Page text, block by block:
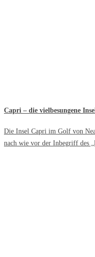
Capri – die vielbesungene
Die Insel Capri im Golf von
nach wie vor der Inbegriff des